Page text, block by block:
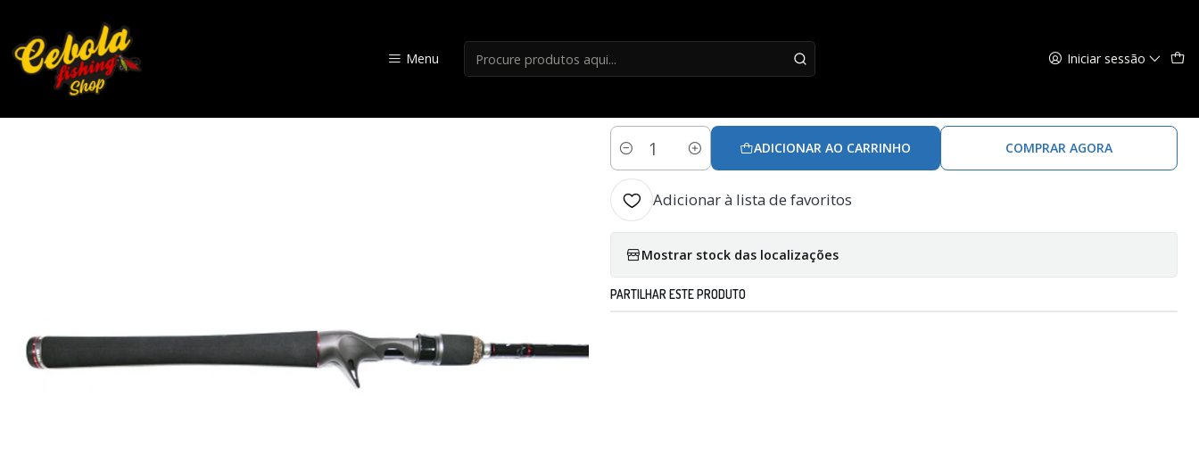
Menu Iniciar sessão
|
Quantidade
ADICIONAR AO CARRINHO COMPRAR AGORA
Adicionar à lista de favoritos
Mostrar stock das localizações
PARTILHAR ESTE PRODUTO